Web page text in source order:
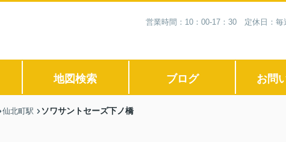
営業時間：10：00-17：30 定休日：毎
地図検索 ブログ お問
仙北町駅 ソワサントセーズ下ノ橋